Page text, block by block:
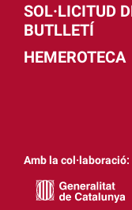
SOL·LICITUD
BUTLLETÍ
HEMEROTECA
Amb la col·laboració: